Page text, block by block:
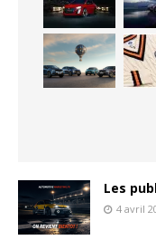
Les
4 avril